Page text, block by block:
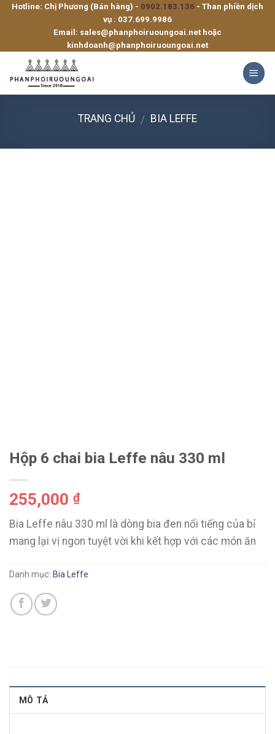
SkipHotline: Chị Phương (Bán hàng) - 0902.183.136 - Than phiền dịch
vụ : 037.699.9986
Email: sales@phanphoiruoungoai.net hoặc
kinhdoanh@phanphoiruoungoai.net
TRANG CHỦ / BIA LEFFE
Hộp 6 chai bia Leffe nâu 330 ml
255,000 ₫
Bia Leffe nâu 330 ml là dòng bia đen nổi tiếng của bỉ
mang lại vị ngon tuyệt vời khi kết hợp với các món ăn
Danh mục: Bia Leffe
MÔ TẢ